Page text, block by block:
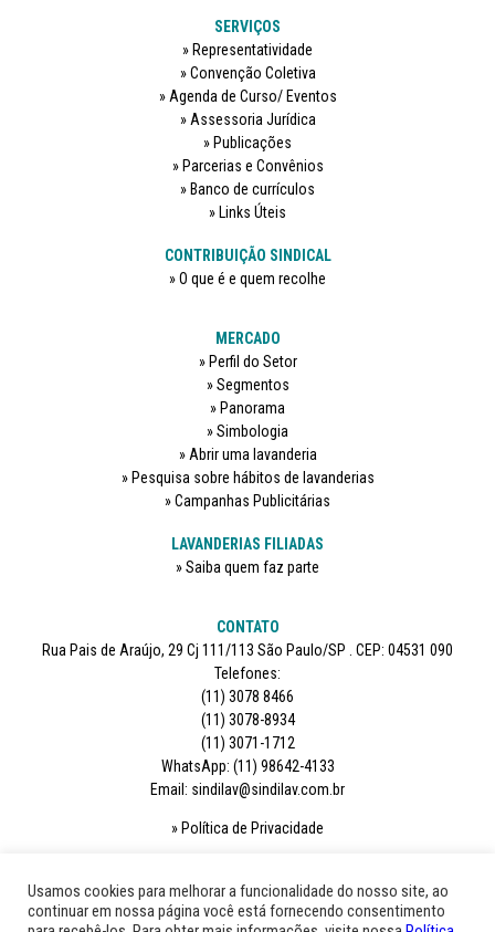
SERVIÇOS
Representatividade
Convenção Coletiva
Agenda de Curso/ Eventos
Assessoria Jurídica
Publicações
Parcerias e Convênios
Banco de currículos
Links Úteis
CONTRIBUIÇÃO SINDICAL
O que é e quem recolhe
MERCADO
Perfil do Setor
Segmentos
Panorama
Simbologia
Abrir uma lavanderia
Pesquisa sobre hábitos de lavanderias
Campanhas Publicitárias
LAVANDERIAS FILIADAS
Saiba quem faz parte
CONTATO
Rua Pais de Araújo, 29 Cj 111/113 São Paulo/SP . CEP: 04531 090
Telefones:
(11) 3078 8466
(11) 3078-8934
(11) 3071-1712
WhatsApp: (11) 98642-4133
Email: sindilav@sindilav.com.br
Política de Privacidade
Usamos cookies para melhorar a funcionalidade do nosso site, ao
continuar em nossa página você está fornecendo consentimento